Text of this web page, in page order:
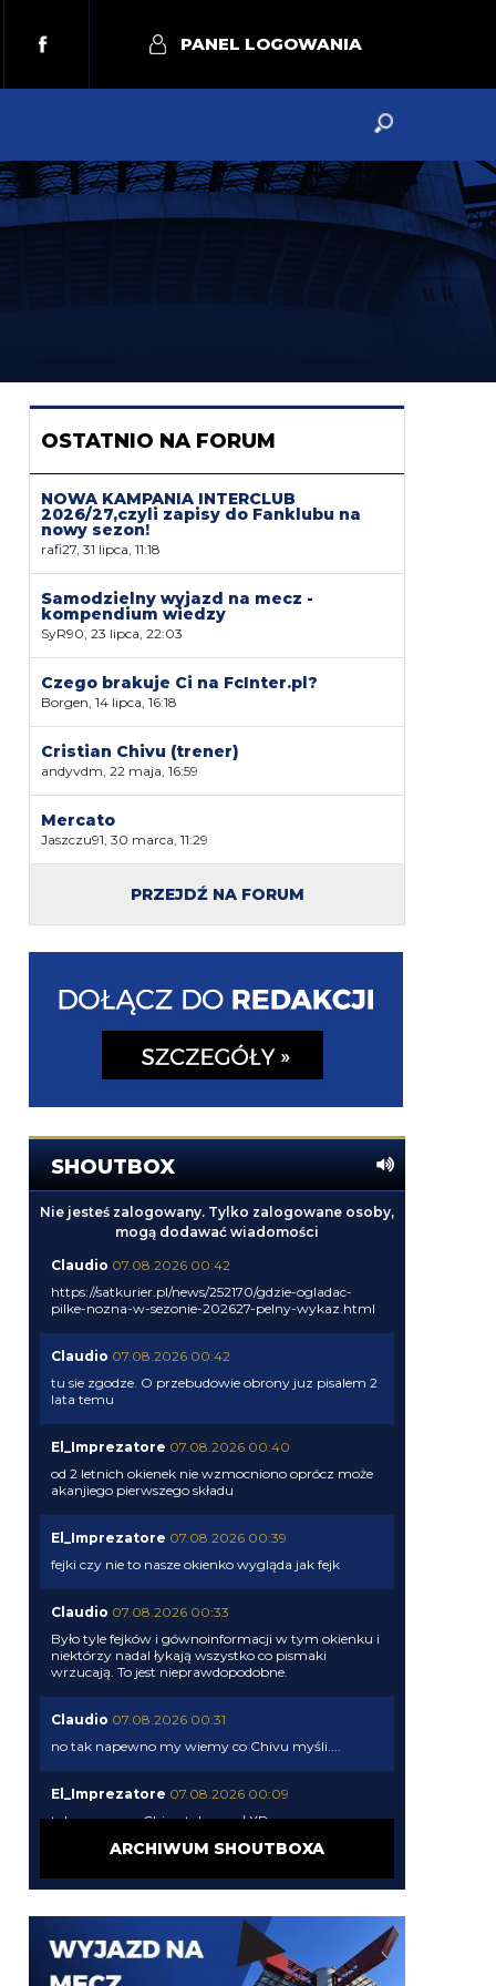
PANEL LOGOWANIA
OSTATNIO NA FORUM
NOWA KAMPANIA INTERCLUB
2026/27,czyli zapisy do Fanklubu na
nowy sezon!
rafi27, 31 lipca, 11:18
Samodzielny wyjazd na mecz -
kompendium wiedzy
SyR90, 23 lipca, 22:03
Czego brakuje Ci na FcInter.pl?
Borgen, 14 lipca, 16:18
Cristian Chivu (trener)
andyvdm, 22 maja, 16:59
Mercato
Jaszczu91, 30 marca, 11:29
PRZEJDŹ NA FORUM
SHOUTBOX
Nie jesteś zalogowany. Tylko zalogowane osoby,
mogą dodawać wiadomości
Claudio 07.08.2026 00:42
https://satkurier.pl/news/252170/gdzie-ogladac-
pilke-nozna-w-sezonie-202627-pelny-wykaz.html
Claudio 07.08.2026 00:42
tu sie zgodze. O przebudowie obrony juz pisalem 2
lata temu
El_Imprezatore 07.08.2026 00:40
od 2 letnich okienek nie wzmocniono oprócz może
akanjiego pierwszego składu
El_Imprezatore 07.08.2026 00:39
fejki czy nie to nasze okienko wygląda jak fejk
Claudio 07.08.2026 00:33
Było tyle fejków i gównoinformacji w tym okienku i
niektórzy nadal łykają wszystko co pismaki
wrzucają. To jest nieprawdopodobne.
Claudio 07.08.2026 00:31
no tak napewno my wiemy co Chivu myśli....
El_Imprezatore 07.08.2026 00:09
tak na pewno Chivu tak uznał XD
pismaki zawsze maja info z opoznieniem. Moze juz
Claudio 06.08.2026 23:57
ARCHIWUM SHOUTBOXA